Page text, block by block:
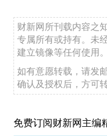
财新网所刊载内容之
专属所有或持有。未
建立镜像等任何使用。
如有意愿转载，请发
确认及授权后，方可转
免费订阅财新网主编